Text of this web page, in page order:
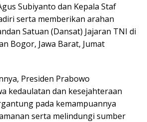
Subiyanto dan Kepala Staf
serta memberikan arahan
Satuan (Dansat) Jajaran TNI di
Bogor, Jawa Barat, Jumat
Presiden Prabowo
kedaulatan dan kesejahteraan
pada kemampuannya
serta melindungi sumber